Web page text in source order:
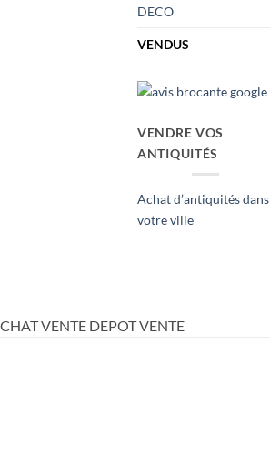
DECO
VENDUS
VENDRE VOS
ANTIQUITÉS
Achat d’antiquités dans
votre ville
VENTE DEPOT VENTE